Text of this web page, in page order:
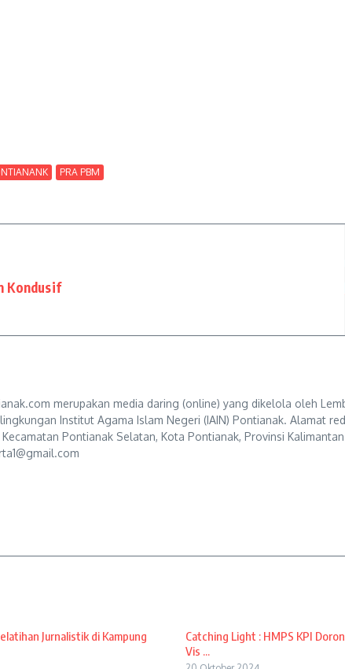
PRA PBM
Kondusif
merupakan media daring (online) yang dikelola oleh
Institut Agama Islam Negeri (IAIN) Pontianak. Alamat
Pontianak Selatan, Kota Pontianak, Provinsi
Jurnalistik di Kampung
Catching Light : HMPS KPI
Vis ...